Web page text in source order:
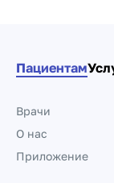
Пациентам
Врачи
О нас
Приложение